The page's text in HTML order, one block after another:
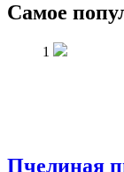
Самое
1
Пчелиная